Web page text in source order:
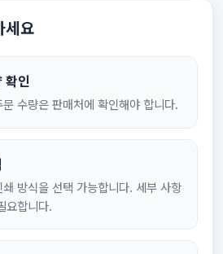
세요
확인
수량은 판매처에 확인해야 합니다.
방식을 선택 가능합니다. 세부 사항
요합니다.